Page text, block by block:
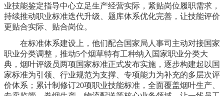
业技能鉴定指导中心立足生产经营实际，紧贴岗位履职需求，
持续推动职业标准迭代升级、题库体系优化完善，让技能评价
更贴合实际、贴合岗位。
在标准体系建设上，他们配合国家局人事司主动对接国家
职业分类调整，推动5个烟草特有工种纳入国家职业分类大
典，烟叶评级员两项国家标准正式发布实施，逐步构建起以国
家标准为引领、行业规范为支撑、专项能力为补充的多层次评
价体系；累计制修订20项职业技能标准，全面覆盖烟叶生产、